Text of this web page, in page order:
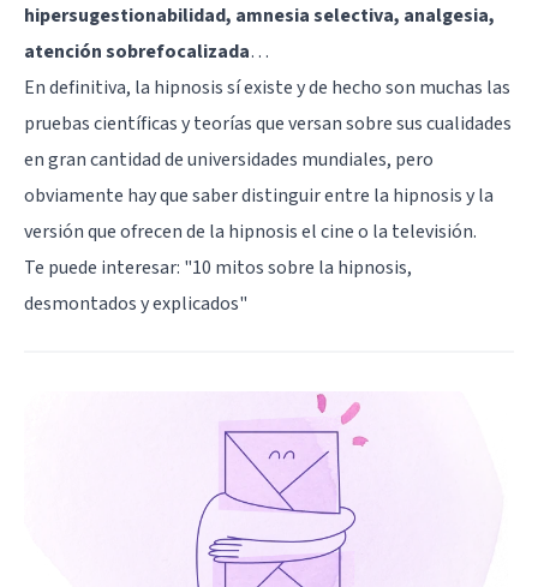
hipersugestionabilidad, amnesia selectiva, analgesia,
atención sobrefocalizada…
En definitiva, la hipnosis sí existe y de hecho son muchas las
pruebas científicas y teorías que versan sobre sus cualidades
en gran cantidad de universidades mundiales, pero
obviamente hay que saber distinguir entre la hipnosis y la
versión que ofrecen de la hipnosis el cine o la televisión.
Te puede interesar: "10 mitos sobre la hipnosis,
desmontados y explicados"